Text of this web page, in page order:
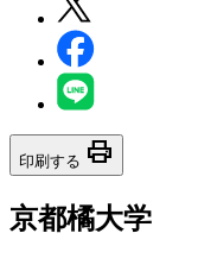
印刷する print
京都橘大学